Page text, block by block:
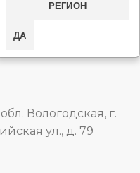
РЕГИОН
ДА
83-54
Вологодская, г.
ул., д. 79